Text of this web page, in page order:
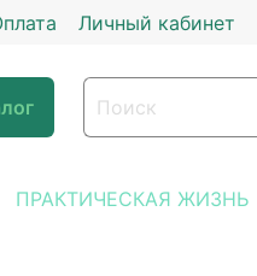
Личный кабинет
ПРАКТИЧЕСКАЯ ЖИЗНЬ